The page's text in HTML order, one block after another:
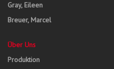
Gray, Eileen
Breuer, Marcel
Über Uns
Produktion